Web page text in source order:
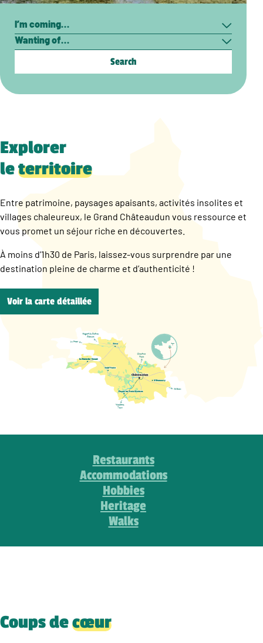
Search
Explorer
leterritoire
Entre patrimoine, paysages apaisants, activités insolites et
villages chaleureux, le Grand Châteaudun vous ressource et
vous promet un séjour riche en découvertes.
À moins d’1h30 de Paris, laissez-vous surprendre par une
destination pleine de charme et d’authenticité !
Voir la carte détaillée
Restaurants
Accommodations
Hobbies
Heritage
Walks
Coups decœur